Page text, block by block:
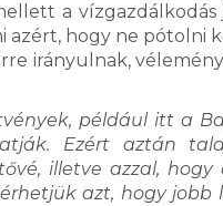
a
hogy ne pótolni
irányulnak,
például itt a
Ezért aztán
illetve azzal,
azt, hogy jobb